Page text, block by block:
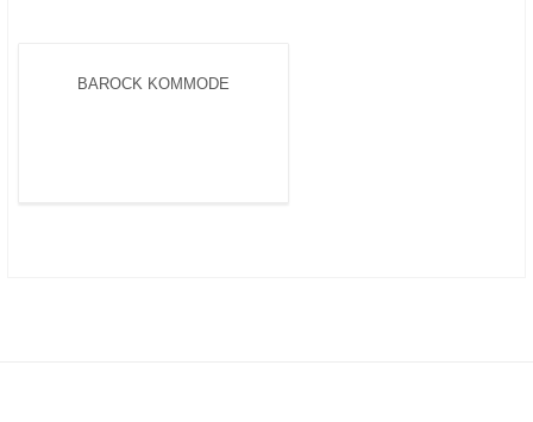
BAROCK KOMMODE